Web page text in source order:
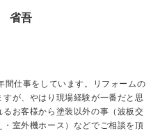
省吾
間仕事をしています。リフォームの
が、やはり現場経験が一番だと思
お客様から塗装以外の事（波板交
室外機ホース）などでご相談を頂